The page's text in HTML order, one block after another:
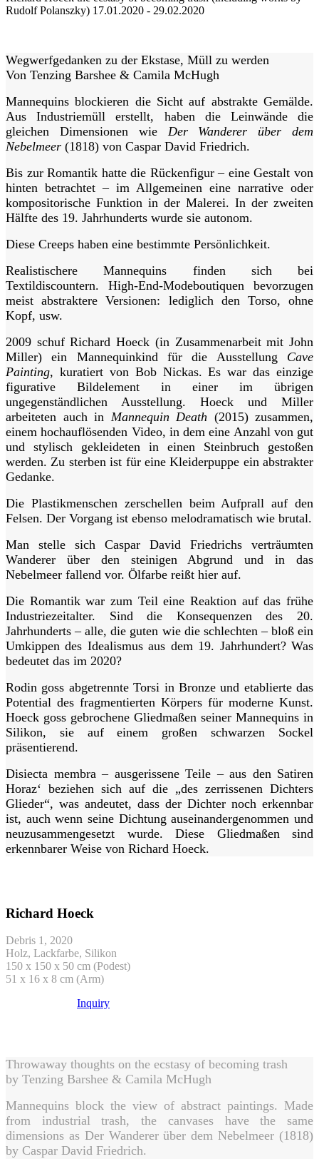
Rudolf Polanszky) 17.01.2020 - 29.02.2020
Wegwerfgedanken zu der Ekstase, Müll zu werden
Von Tenzing Barshee & Camila McHugh
Mannequins blockieren die Sicht auf abstrakte Gemälde.
Aus Industriemüll erstellt, haben die Leinwände die
gleichen Dimensionen wie Der Wanderer über dem
Nebelmeer (1818) von Caspar David Friedrich.
Bis zur Romantik hatte die Rückenfigur – eine Gestalt von
hinten betrachtet – im Allgemeinen eine narrative oder
kompositorische Funktion in der Malerei. In der zweiten
Hälfte des 19. Jahrhunderts wurde sie autonom.
Diese Creeps haben eine bestimmte Persönlichkeit.
Realistischere Mannequins finden sich bei
Textildiscountern. High-End-Modeboutiquen bevorzugen
meist abstraktere Versionen: lediglich den Torso, ohne
Kopf, usw.
2009 schuf Richard Hoeck (in Zusammenarbeit mit John
Miller) ein Mannequinkind für die Ausstellung Cave
Painting, kuratiert von Bob Nickas. Es war das einzige
figurative Bildelement in einer im übrigen
ungegenständlichen Ausstellung. Hoeck und Miller
arbeiteten auch in Mannequin Death (2015) zusammen,
einem hochauflösenden Video, in dem eine Anzahl von gut
und stylisch gekleideten in einen Steinbruch gestoßen
werden. Zu sterben ist für eine Kleiderpuppe ein abstrakter
Gedanke.
Die Plastikmenschen zerschellen beim Aufprall auf den
Felsen. Der Vorgang ist ebenso melodramatisch wie brutal.
Man stelle sich Caspar David Friedrichs verträumten
Wanderer über den steinigen Abgrund und in das
Nebelmeer fallend vor. Ölfarbe reißt hier auf.
Die Romantik war zum Teil eine Reaktion auf das frühe
Industriezeitalter. Sind die Konsequenzen des 20.
Jahrhunderts – alle, die guten wie die schlechten – bloß ein
Umkippen des Idealismus aus dem 19. Jahrhundert? Was
bedeutet das im 2020?
Rodin goss abgetrennte Torsi in Bronze und etablierte das
Potential des fragmentierten Körpers für moderne Kunst.
Hoeck goss gebrochene Gliedmaßen seiner Mannequins in
Silikon, sie auf einem großen schwarzen Sockel
präsentierend.
Disiecta membra – ausgerissene Teile – aus den Satiren
Horaz‘ beziehen sich auf die „des zerrissenen Dichters
Glieder“, was andeutet, dass der Dichter noch erkennbar
ist, auch wenn seine Dichtung auseinandergenommen und
neuzusammengesetzt wurde. Diese Gliedmaßen sind
erkennbarer Weise von Richard Hoeck.
Richard Hoeck
Debris 1, 2020
Holz, Lackfarbe, Silikon
150 x 150 x 50 cm (Podest)
51 x 16 x 8 cm (Arm)
Inquiry
Throwaway thoughts on the ecstasy of becoming trash
by Tenzing Barshee & Camila McHugh
Mannequins block the view of abstract paintings. Made
from industrial trash, the canvases have the same
dimensions as Der Wanderer über dem Nebelmeer (1818)
by Caspar David Friedrich.